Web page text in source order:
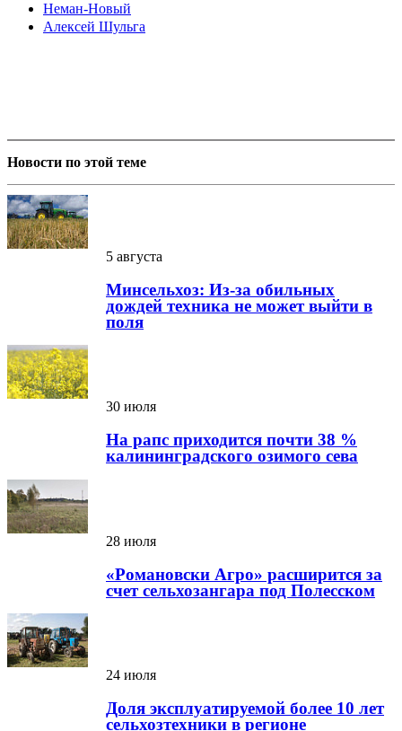
Неман-Новый
Алексей Шульга
Новости по этой теме
5 августа
Минсельхоз: Из-за обильных
дождей техника не может выйти в
поля
30 июля
На рапс приходится почти 38 %
калининградского озимого сева
28 июля
«Романовски Агро» расширится за
счет сельхозангара под Полесском
24 июля
Доля эксплуатируемой более 10 лет
сельхозтехники в регионе